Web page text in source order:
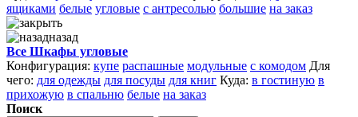
ящиками белые угловые с антресолью большие на заказ
назад
Все Шкафы угловые
Конфигурация: купе распашные модульные с комодом Для
чего: для одежды для посуды для книг Куда: в гостиную в
прихожую в спальню белые на заказ
Поиск